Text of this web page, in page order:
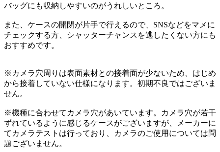
バッグにも収納しやすいのがうれしいところ。
また、ケースの開閉が片手で行えるので、SNSなどをマメに
チェックする方、シャッターチャンスを逃したくない方にも
おすすめです。
※カメラ穴周りは表面素材との接着面が少ないため、はじめ
から接着していない仕様になります。初期不良ではございま
せん。
※機種に合わせてカメラ穴があいています。カメラ穴が若干
ずれているように感じるケースがございますが、メーカーに
てカメラテストは行っており、カメラのご使用については問
題ございません。